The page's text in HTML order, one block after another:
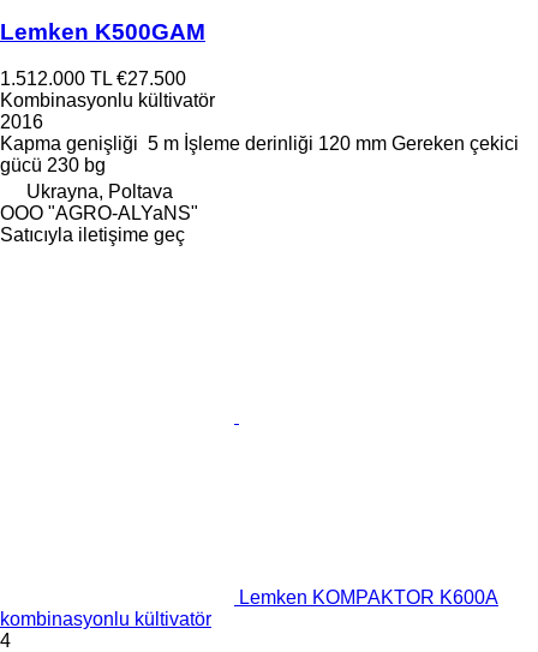
Lemken K500GAM
1.512.000 TL €27.500
Kombinasyonlu kültivatör
2016
Kapma genişliği 5 m İşleme derinliği 120 mm Gereken çekici
gücü 230 bg
Ukrayna, Poltava
OOO "AGRO-ALYaNS"
Satıcıyla iletişime geç
Lemken KOMPAKTOR K600A
kombinasyonlu kültivatör
4